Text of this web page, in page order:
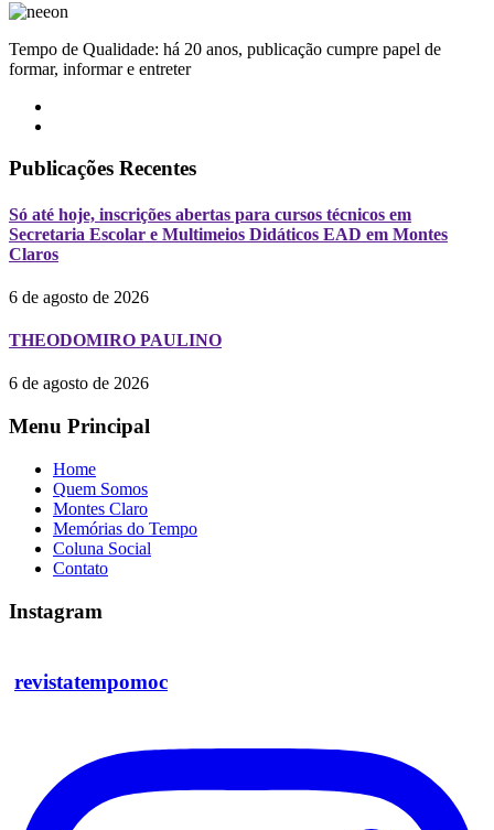
Tempo de Qualidade: há 20 anos, publicação cumpre papel de
formar, informar e entreter
Publicações Recentes
Só até hoje, inscrições abertas para cursos técnicos em
Secretaria Escolar e Multimeios Didáticos EAD em Montes
Claros
6 de agosto de 2026
THEODOMIRO PAULINO
6 de agosto de 2026
Menu Principal
Home
Quem Somos
Montes Claro
Memórias do Tempo
Coluna Social
Contato
Instagram
revistatempomoc